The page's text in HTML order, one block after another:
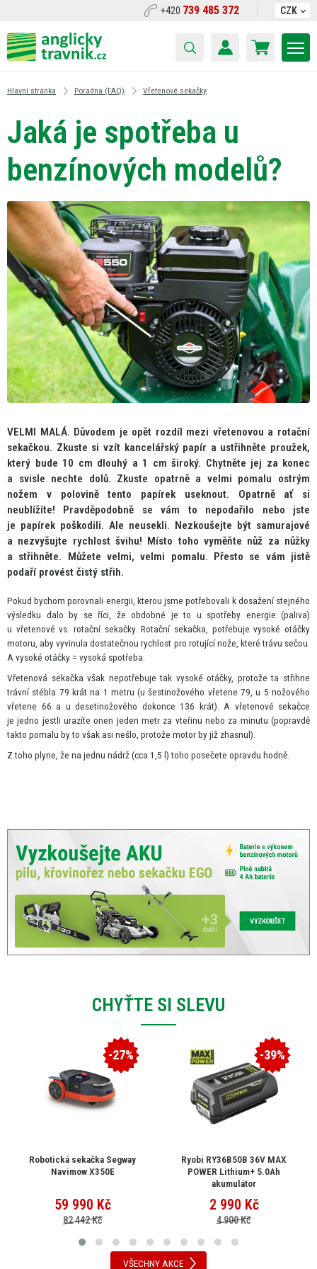
+420 739 485 372 CZK
Hlavní stránka Poradna (FAQ) Vřetenové sekačky
Jaká je spotřeba u
benzínových modelů?
VELMI MALÁ. Důvodem je opět rozdíl mezi vřetenovou a rotační
sekačkou. Zkuste si vzít kancelářský papír a ustřihněte proužek,
který bude 10 cm dlouhý a 1 cm široký. Chytněte jej za konec
a svisle nechte dolů. Zkuste opatrně a velmi pomalu ostrým
nožem v polovině tento papírek useknout. Opatrně ať si
neublížíte! Pravděpodobně sevám to nepodařilo nebo jste
je papírek poškodili. Ale neusekli. Nezkoušejte být samurajové
a nezvyšujte rychlost švihu! Místo toho vyměňte nůž za nůžky
a střihněte. Můžete velmi, velmi pomalu. Přesto se vám jistě
podaří provést čistý střih.
Pokud bychom porovnali energii, kterou jsme potřebovali kdosažení stejného
výsledku dalo by se říci, že obdobné jeto u spotřeby energie (paliva)
u vřetenové vs. rotační sekačky. Rotační sekačka, potřebuje vysoké otáčky
motoru, aby vyvinula dostatečnou rychlost pro rotující nože, které trávu sečou.
A vysoké otáčky = vysoká spotřeba.
Vřetenová sekačka však nepotřebuje tak vysoké otáčky, protožeta střihne
trávní stébla 79 krátna 1 metru (u šestinožového vřetene 79,u 5 nožového
vřetene 66 a u desetinožového dokonce 136 krát). A vřetenové sekačce
jejedno jestli urazíte onen jeden metr za vteřinu nebo za minutu (popravdě
takto pomalu byto však asi nešlo, protože motorbyjiž zhasnul).
Z toho plyne, že na jednu nádrž (cca 1,5 l) toho posečete opravdu hodně.
CHYŤTE SI SLEVU
-27%
Robotická sekačka Segway
Navimow X350E
59 990 Kč
82 442 Kč
-39%
Ryobi RY36B50B 36V MAX
POWER Lithium+ 5.0Ah
akumulátor
2 990 Kč
4 900 Kč
VŠECHNY AKCE